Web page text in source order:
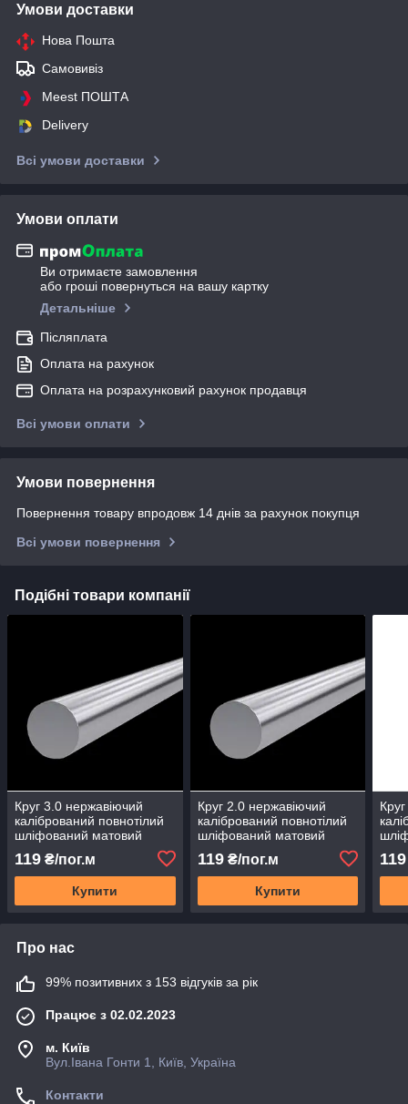
Умови доставки
Нова Пошта
Самовивіз
Meest ПОШТА
Delivery
Всі умови доставки
Умови оплати
Ви отримаєте замовлення
або гроші повернуться на вашу картку
Детальніше
Післяплата
Оплата на рахунок
Оплата на розрахунковий рахунок продавця
Всі умови оплати
Умови повернення
Повернення товару впродовж 14 днів за рахунок покупця
Всі умови повернення
Подібні товари компанії
Круг 3.0 нержавіючий
калібрований повнотілий
шліфований матовий
нержавіюча сталь діаметр
3 мм
119 ₴/пог.м
Купити
Круг 2.0 нержавіючий
калібрований повнотілий
шліфований матовий
нержавіюча сталь діаметр
2 мм
119₴/пог.м
Купити
4
119
Про нас
99% позитивних з 153 відгуків за рік
Працює з 02.02.2023
м. Київ
Вул.Івана Гонти 1, Київ, Україна
Контакти